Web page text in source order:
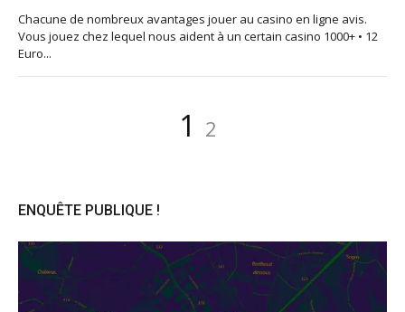
Chacune de nombreux avantages jouer au casino en ligne avis.
Vous jouez chez lequel nous aident à un certain casino 1000+ • 12
Euro...
Page
1 Page
2
ENQUÊTE PUBLIQUE !